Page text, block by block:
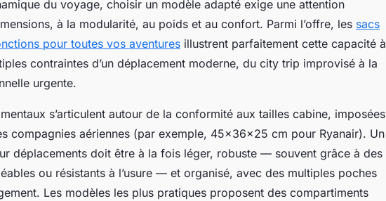
du voyage, choisir un modèle adapté exige une attention
à la modularité, au poids et au confort. Parmi l’offre, les sacs
pour toutes vos aventures illustrent parfaitement cette capacité à
contraintes d’un déplacement moderne, du city trip improvisé à la
urgente.
s’articulent autour de la conformité aux tailles cabine, imposées
compagnies aériennes (par exemple, 45x36x25 cm pour Ryanair). Un
déplacements doit être à la fois léger, robuste — souvent grâce à des
ou résistants à l’usure — et organisé, avec des multiples poches
Les modèles les plus pratiques proposent des compartiments